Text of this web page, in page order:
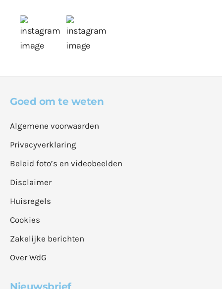
Goed om te weten
Algemene voorwaarden
Privacyverklaring
Beleid foto’s en videobeelden
Disclaimer
Huisregels
Cookies
Zakelijke berichten
Over WdG
Nieuwsbrief